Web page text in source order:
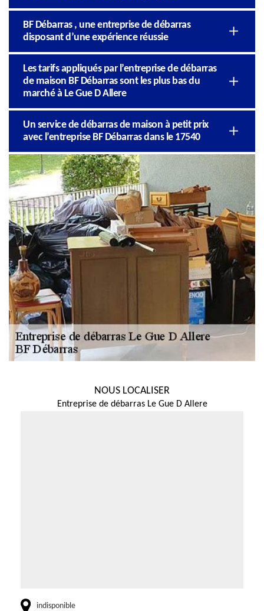
BF Débarras , une entreprise de débarras
disposant d’une expérience réussie
Les tarifs appliqués par l’entreprise de débarras
de maison BF Débarras sont les plus bas du
marché à Le Gue D Allere
Un service de débarras de maison à petit prix
avec l’entreprise BF Débarras dans le 17540
NOUS LOCALISER
Entreprise de débarras Le Gue D Allere
indisponible